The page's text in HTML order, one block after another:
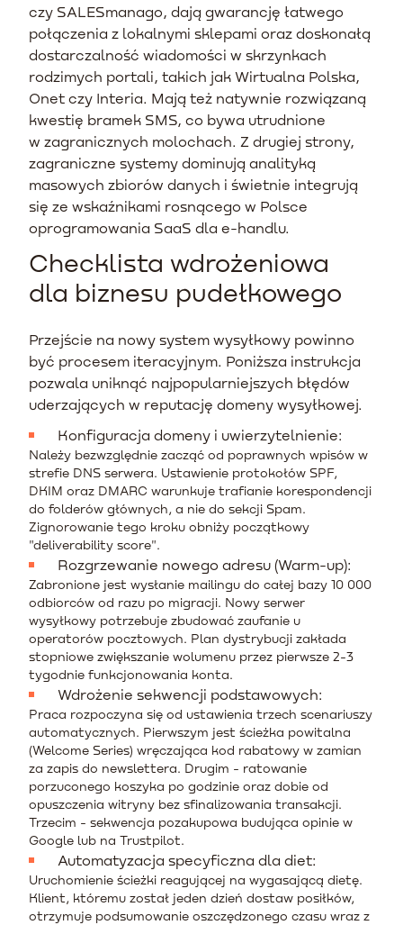
czy SALESmanago, dają gwarancję łatwego
połączenia z lokalnymi sklepami oraz doskonałą
dostarczalność wiadomości w skrzynkach
rodzimych portali, takich jak Wirtualna Polska,
Onet czy Interia. Mają też natywnie rozwiązaną
kwestię bramek SMS, co bywa utrudnione
w zagranicznych molochach. Z drugiej strony,
zagraniczne systemy dominują analityką
masowych zbiorów danych i świetnie integrują
się ze wskaźnikami rosnącego w Polsce
oprogramowania SaaS dla e-handlu.
Checklista wdrożeniowa
dla biznesu pudełkowego
Przejście na nowy system wysyłkowy powinno
być procesem iteracyjnym. Poniższa instrukcja
pozwala uniknąć najpopularniejszych błędów
uderzających w reputację domeny wysyłkowej.
Konfiguracja domeny i uwierzytelnienie:
Należy bezwzględnie zacząć od poprawnych wpisów w
strefie DNS serwera. Ustawienie protokołów SPF,
DKIM oraz DMARC warunkuje trafianie korespondencji
do folderów głównych, a nie do sekcji Spam.
Zignorowanie tego kroku obniży początkowy
"deliverability score".
Rozgrzewanie nowego adresu (Warm-up):
Zabronione jest wysłanie mailingu do całej bazy 10 000
odbiorców od razu po migracji. Nowy serwer
wysyłkowy potrzebuje zbudować zaufanie u
operatorów pocztowych. Plan dystrybucji zakłada
stopniowe zwiększanie wolumenu przez pierwsze 2-3
tygodnie funkcjonowania konta.
Wdrożenie sekwencji podstawowych:
Praca rozpoczyna się od ustawienia trzech scenariuszy
automatycznych. Pierwszym jest ścieżka powitalna
(Welcome Series) wręczająca kod rabatowy w zamian
za zapis do newslettera. Drugim - ratowanie
porzuconego koszyka po godzinie oraz dobie od
opuszczenia witryny bez sfinalizowania transakcji.
Trzecim - sekwencja pozakupowa budująca opinie w
Google lub na Trustpilot.
Automatyzacja specyficzna dla diet:
Uruchomienie ścieżki reagującej na wygasającą dietę.
Klient, któremu został jeden dzień dostaw posiłków,
otrzymuje podsumowanie oszczędzonego czasu wraz z